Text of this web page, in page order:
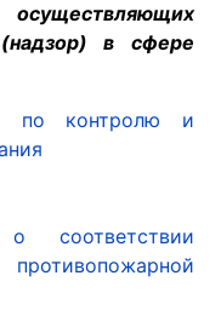
(надзор) в сфере
по контролю и
соответствии